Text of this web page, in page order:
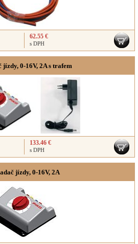
62.55 €
s DPH
jízdy, 0-16V, 2A s trafem
133.46 €
s DPH
jízdy, 0-16V, 2A